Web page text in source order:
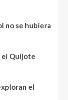
no se hubiera
el Quijote
el